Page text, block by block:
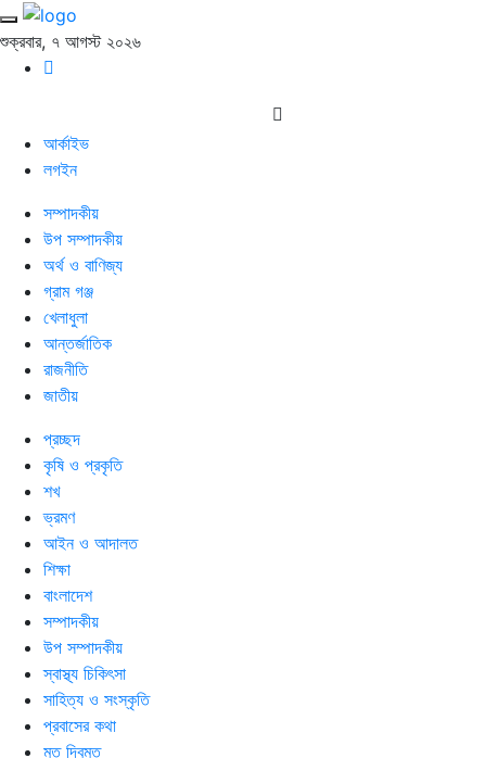
শুক্রবার, ৭ আগস্ট ২০২৬
আর্কাইভ
লগইন
সম্পাদকীয়
উপ সম্পাদকীয়
অর্থ ও বাণিজ্য
গ্রাম গঞ্জ
খেলাধুলা
আন্তর্জাতিক
রাজনীতি
জাতীয়
প্রচ্ছদ
কৃষি ও প্রকৃতি
শখ
ভ্রমণ
আইন ও আদালত
শিক্ষা
বাংলাদেশ
সম্পাদকীয়
উপ সম্পাদকীয়
স্বাস্থ্য চিকিৎসা
সাহিত্য ও সংস্কৃতি
প্রবাসের কথা
মত দ্বিমত